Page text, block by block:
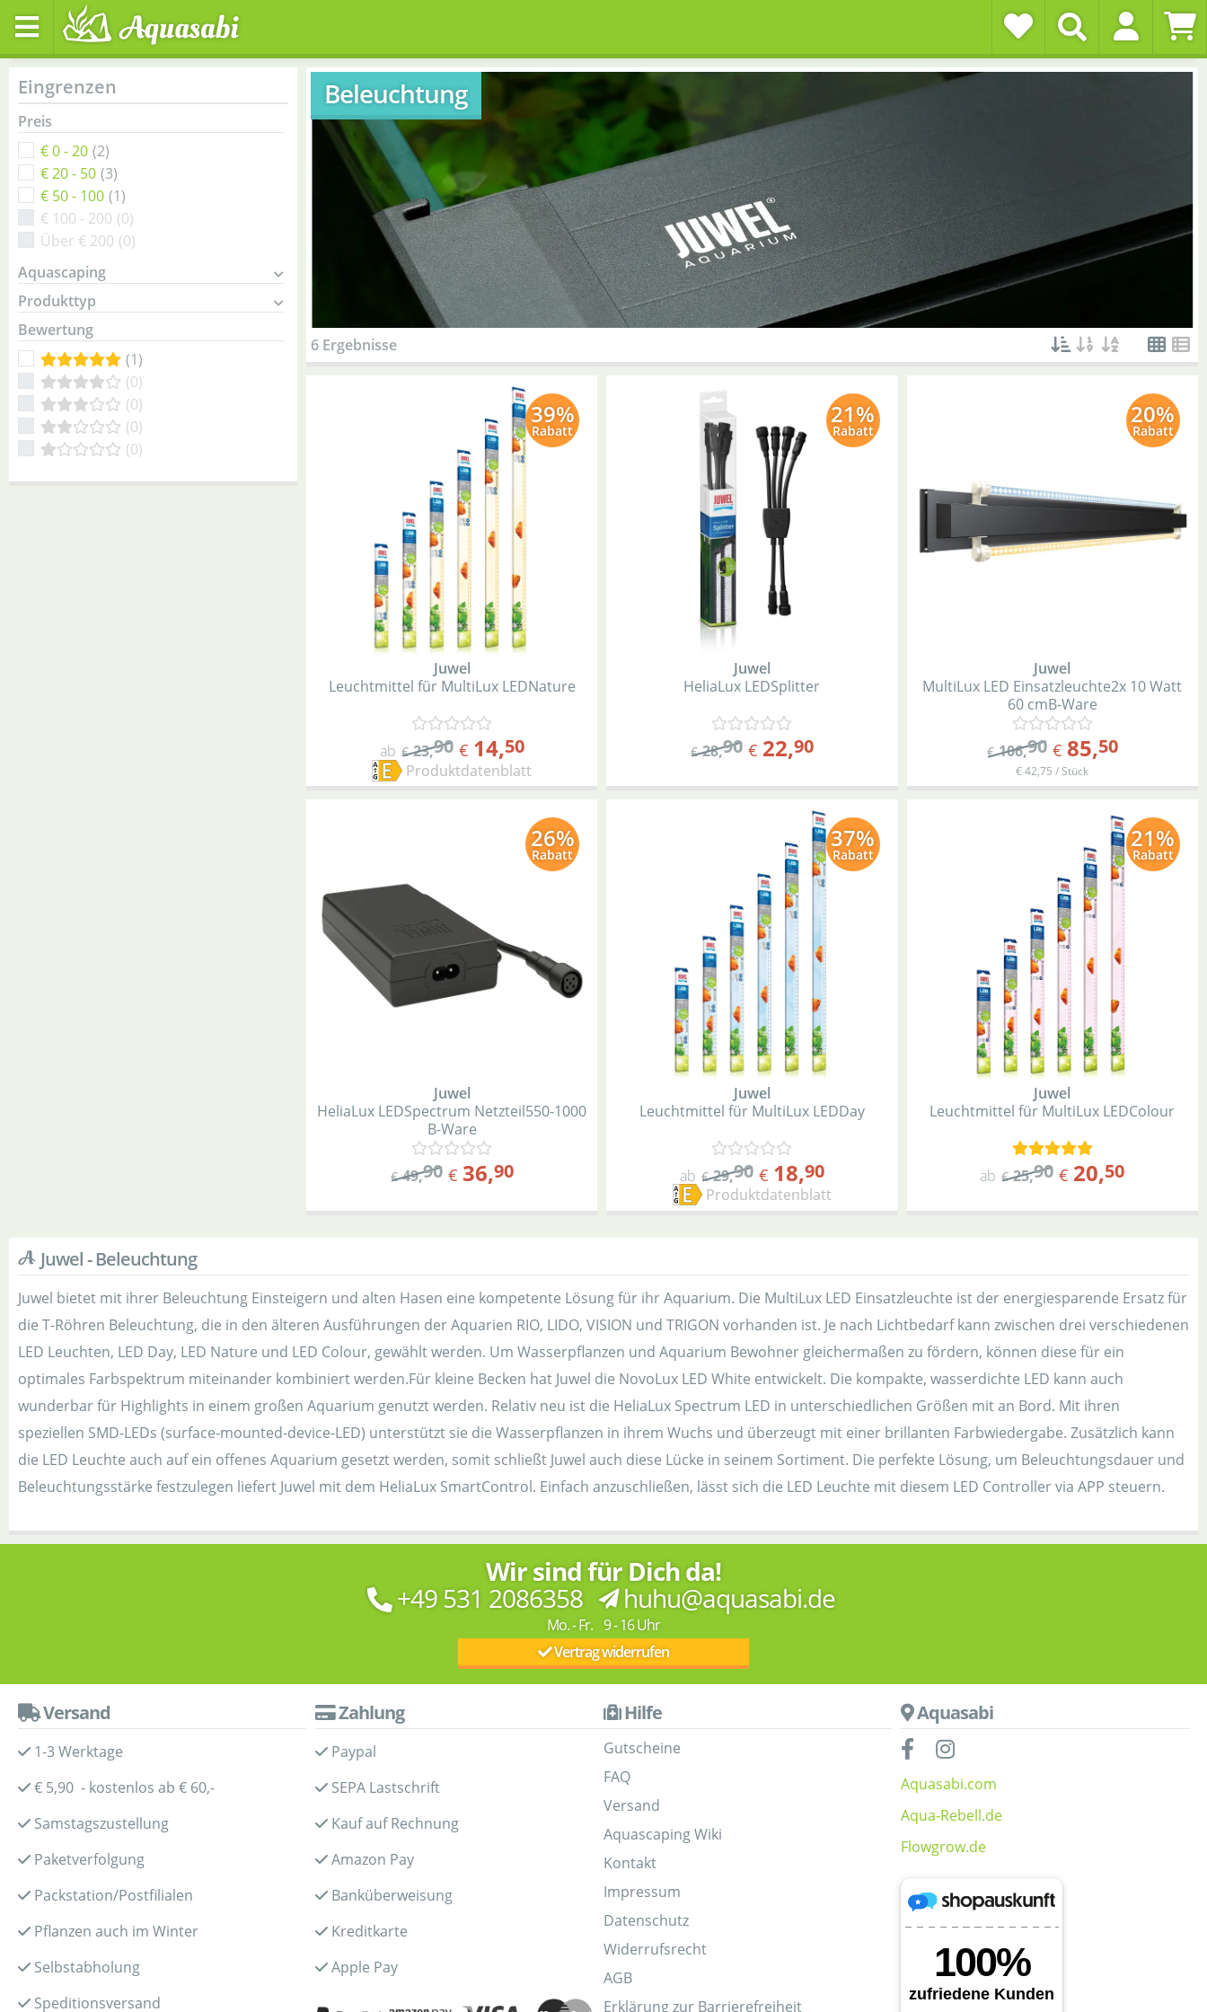
Beleuchtung
6 Ergebnisse
39%
Rabatt
Juwel
Leuchtmittel für MultiLux LEDNature
ab € 23,90 € 14,50
Produktdatenblatt
21%
Rabatt
Juwel
HeliaLux LEDSplitter
€ 28,90 € 22,90
20%
Rabatt
Juwel
MultiLux LED Einsatzleuchte2x 10 Watt
60 cmB-Ware
€ 106,90 € 85,50
€ 42,75 / Stück
26%
Rabatt
Juwel
HeliaLux LEDSpectrum Netzteil550-1000
B-Ware
€ 49,90 € 36,90
37%
Rabatt
Juwel
Leuchtmittel für MultiLux LEDDay
ab € 29,90 € 18,90
Produktdatenblatt
21%
Rabatt
Juwel
Leuchtmittel für MultiLux LEDColour
ab € 25,90 € 20,50
Eingrenzen
Preis
€ 0 - 20 (2)
€ 20 - 50 (3)
€ 50 - 100 (1)
€ 100 - 200 (0)
Über € 200 (0)
Aquascaping
Produkttyp
Bewertung
(1)
(0)
(0)
(0)
(0)
Juwel - Beleuchtung
Juwel bietet mit ihrer Beleuchtung Einsteigern und alten Hasen eine kompetente Lösung für ihr Aquarium. Die MultiLux LED Einsatzleuchte ist der energiesparende Ersatz für
die T-Röhren Beleuchtung, die in den älteren Ausführungen der Aquarien RIO, LIDO, VISION und TRIGON vorhanden ist. Je nach Lichtbedarf kann zwischen drei verschiedenen
LED Leuchten, LED Day, LED Nature und LED Colour, gewählt werden. Um Wasserpflanzen und Aquarium Bewohner gleichermaßen zu fördern, können diese für ein
optimales Farbspektrum miteinander kombiniert werden.Für kleine Becken hat Juwel die NovoLux LED White entwickelt. Die kompakte, wasserdichte LED kann auch
wunderbar für Highlights in einem großen Aquarium genutzt werden. Relativ neu ist die HeliaLux Spectrum LED in unterschiedlichen Größen mit an Bord. Mit ihren
speziellen SMD-LEDs (surface-mounted-device-LED) unterstützt sie die Wasserpflanzen in ihrem Wuchs und überzeugt mit einer brillanten Farbwiedergabe. Zusätzlich kann
die LED Leuchte auch auf ein offenes Aquarium gesetzt werden, somit schließt Juwel auch diese Lücke in seinem Sortiment. Die perfekte Lösung, um Beleuchtungsdauer und
Beleuchtungsstärke festzulegen liefert Juwel mit dem HeliaLux SmartControl. Einfach anzuschließen, lässt sich die LED Leuchte mit diesem LED Controller via APP steuern.
Wir sind für Dich da!
+49 531 2086358 huhu@aquasabi.de
Mo. - Fr. 9 - 16 Uhr
Vertrag widerrufen
Versand
1-3 Werktage
€ 5,90 - kostenlos ab € 60,-
Samstagszustellung
Paketverfolgung
Packstation/Postfilialen
Pflanzen auch im Winter
Selbstabholung
Speditionsversand
Zahlung
Paypal
SEPA Lastschrift
Kauf auf Rechnung
Amazon Pay
Banküberweisung
Kreditkarte
Apple Pay
Hilfe
Gutscheine
FAQ
Versand
Aquascaping Wiki
Kontakt
Impressum
Datenschutz
Widerrufsrecht
AGB
Erklärung zur Barrierefreiheit
Aquasabi
Aquasabi.com
Aqua-Rebell.de
Flowgrow.de